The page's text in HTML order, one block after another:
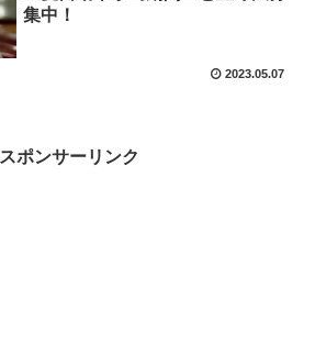
集中！
2023.05.07
スポンサーリンク